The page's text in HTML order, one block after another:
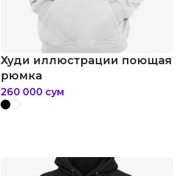
Худи иллюстрации поющая
рюмка
260 000 сум